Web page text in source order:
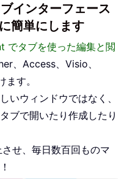
インターフェース
簡単にします
でタブを使った編集と閲
、Access、Visio、
す。
いウィンドウではなく、
ブで開いたり作成したり
せ、毎日数百回ものマ